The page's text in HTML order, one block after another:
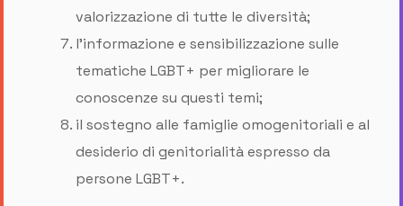
valorizzazione di tutte le diversità;
l’informazione e sensibilizzazione sulle
tematiche LGBT+ per migliorare le
conoscenze su questi temi;
il sostegno alle famiglie omogenitoriali e al
desiderio di genitorialità espresso da
persone LGBT+.